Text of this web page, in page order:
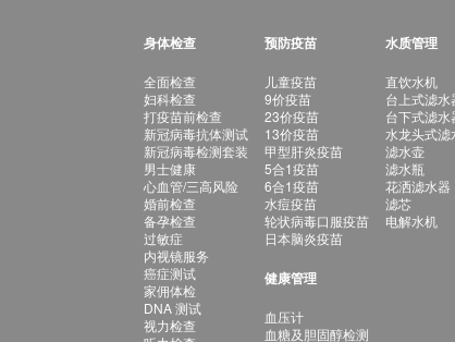
身体检查
全面检查
妇科检查
打疫苗前检查
新冠病毒抗体测试
新冠病毒检测套装
男士健康
心血管/三高风险
婚前检查
备孕检查
过敏症
内视镜服务
癌症测试
家佣体检
DNA 测试
视力检查
预防疫苗
儿童疫苗
9价疫苗
23价疫苗
13价疫苗
甲型肝炎疫苗
5合1疫苗
6合1疫苗
水痘疫苗
轮状病毒口服疫苗
日本脑炎疫苗
健康管理
血压计
血糖及胆固醇检测
水质管理
直饮水机
台上式滤水
台下式滤水
水龙头式滤
滤水壶
滤水瓶
花洒滤水器
滤芯
电解水机